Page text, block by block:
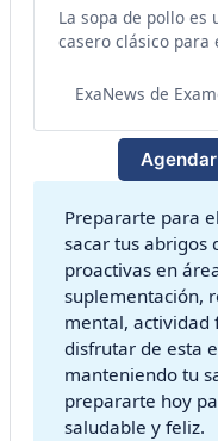
La sopa de pollo es
casero clásico para
apreciada en
aparentes
salud cuando nos
de ánimos. Aunque
vista podría parecer
tradición pasada de
ExaNews de
Prepararte para
sacar tus abrigos
proactivas en
suplementación,
mental, actividad
disfrutar de esta
manteniendo tu
prepararte hoy
saludable y feliz.